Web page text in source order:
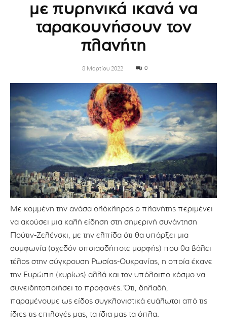
με πυρηνικά ικανά να
ταρακουνήσουν τον
πλανήτη
8 Μαρτίου 2022 0
Με κομμένη την ανάσα ολόκληρος ο πλανήτης περιμένει
να ακούσει μια καλή είδηση στη σημερινή συνάντηση
Πούτιν-Ζελένσκι, με την ελπίδα ότι θα υπάρξει μια
συμφωνία (σχεδόν οποιασδήποτε μορφής) που θα βάλει
τέλος στην σύγκρουση Ρωσίας-Ουκρανίας, η οποία έκανε
την Ευρώπη (κυρίως) αλλά και τον υπόλοιπο κόσμο να
συνειδητοποιήσει το προφανές. Ότι, δηλαδή,
παραμένουμε ως είδος συγκλονιστικά ευάλωτοι από τις
ίδιες τις επιλογές μας, τα ίδια μας τα όπλα.